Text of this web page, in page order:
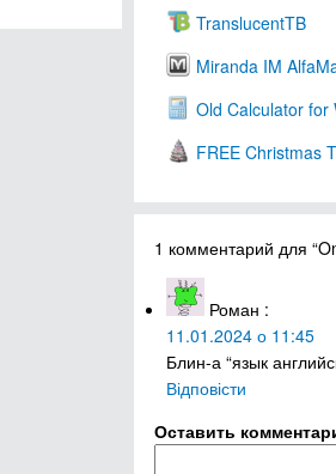
TranslucentTB
Miranda IM
Old Calculator for
FREE Christmas
1 комментарий для
Роман :
11.01.2024 о 11:45
Блин-а “язык
Відповісти
Оставить